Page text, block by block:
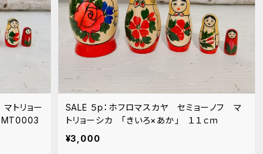
トリョー
MT0003
SALE ５p：ホフロマスカヤ セミョーノフ マ
トリョーシカ 「きいろ×あか」 １１ｃｍ
¥3,000